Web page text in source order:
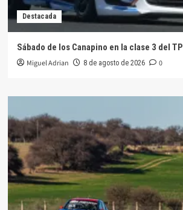
Destacada
Sábado de los Canapino en la clase 3 del TP
Miguel Adrian 8 de agosto de 2026 0